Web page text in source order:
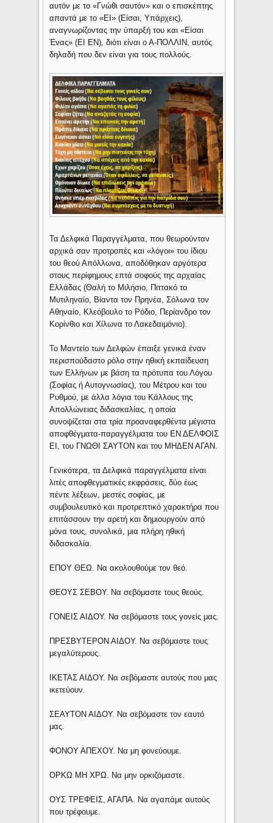
αυτόν με το «Γνώθι σαυτόν» και ο επισκέπτης
απαντά με το «ΕΙ» (Είσαι, Υπάρχεις),
αναγνωρίζοντας την ύπαρξή του και «Είσαι
Ένας» (ΕΙ ΕΝ), διότι είναι ο Α-ΠΟΛΛΙΝ, αυτός
δηλαδή που δεν είναι για τους πολλούς.
Τα Δελφικά Παραγγέλματα, που θεωρούνταν
αρχικά σαν προτροπές και «λόγοι» του ίδιου
του θεού Απόλλωνα, αποδόθηκαν αργότερα
στους περίφημους επτά σοφούς της αρχαίας
Ελλάδας (Θαλή το Μιλήσιο, Πιττακό το
Μυτιληναίο, Βίαντα τον Πρηνέα, Σόλωνα τον
Αθηναίο, Κλεόβουλο το Ρόδιο, Περίανδρο τον
Κορίνθιο και Χίλωνα το Λακεδαιμόνιο).
Το Μαντείο των Δελφών έπαιξε γενικά έναν
περισπούδαστο ρόλο στην ηθική εκπαίδευση
των Ελλήνων με βάση τα πρότυπα του Λόγου
(Σοφίας ή Αυτογνωσίας), του Μέτρου και του
Ρυθμού, με άλλα λόγια του Κάλλους της
Απολλώνειας διδασκαλίας, η οποία
συνοψίζεται στα τρία προαναφερθέντα μέγιστα
αποφθέγματα-παραγγέλματα του ΕΝ ΔΕΛΦΟΙΣ
ΕΙ, του ΓΝΩΘΙ ΣΑΥΤΟΝ και του ΜΗΔΕΝ ΑΓΑΝ.
Γενικότερα, τα Δελφικά παραγγέλματα είναι
λιτές αποφθεγματικές εκφράσεις, δύο έως
πέντε λέξεων, μεστές σοφίας, με
συμβουλευτικό και προτρεπτικό χαρακτήρα που
επιτάσσουν την αρετή και δημιουργούν από
μόνα τους, συνολικά, μια πλήρη ηθική
διδασκαλία.
ΕΠΟΥ ΘΕΩ. Να ακολουθούμε τον θεό.
ΘΕΟΥΣ ΣΕΒΟΥ. Να σεβόμαστε τους θεούς.
ΓΟΝΕΙΣ ΑΙΔΟΥ. Να σεβόμαστε τους γονείς μας.
ΠΡΕΣΒΥΤΕΡΟΝ ΑΙΔΟΥ. Να σεβόμαστε τους
μεγαλύτερους.
ΙΚΕΤΑΣ ΑΙΔΟΥ. Να σεβόμαστε αυτούς που μας
ικετεύουν.
ΣΕΑΥΤΟΝ ΑΙΔΟΥ. Να σεβόμαστε τον εαυτό
μας.
ΦΟΝΟΥ ΑΠΕΧΟΥ. Να μη φονεύουμε.
ΟΡΚΩ ΜΗ ΧΡΩ. Να μην ορκιζόμαστε.
ΟΥΣ ΤΡΕΦΕΙΣ, ΑΓΑΠΑ. Να αγαπάμε αυτούς
που τρέφουμε.